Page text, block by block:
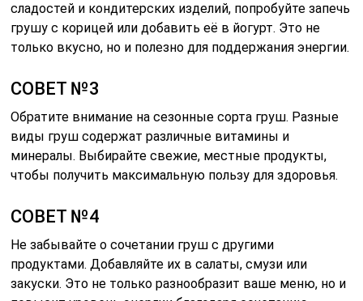
сладостей и кондитерских изделий, попробуйте запечь
грушу с корицей или добавить её в йогурт. Это не
только вкусно, но и полезно для поддержания энергии.
СОВЕТ №3
Обратите внимание на сезонные сорта груш. Разные
виды груш содержат различные витамины и
минералы. Выбирайте свежие, местные продукты,
чтобы получить максимальную пользу для здоровья.
СОВЕТ №4
Не забывайте о сочетании груш с другими
продуктами. Добавляйте их в салаты, смузи или
закуски. Это не только разнообразит ваше меню, но и